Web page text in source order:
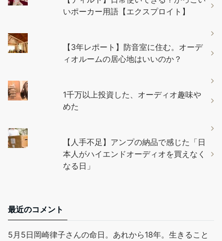
いポーカー用語【エクスプロイト】
【3年レポート】防音室に住む。オーデ
ィオルームの居心地はいいのか？
1千万以上投資した、オーディオ趣味や
めた
【人手不足】アンプの納品で感じた「日
本人がハイエンドオーディオを買えなく
なる日」
最近のコメント
5月5日岡崎律子さんの命日。あれから18年。生きること